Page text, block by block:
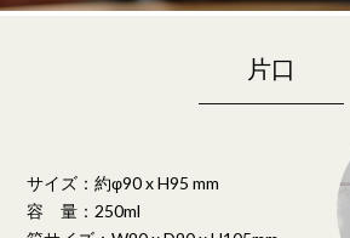
片口
サイズ：約φ90 x H95 mm
容 量：250ml